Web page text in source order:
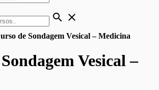
search close
de Sondagem Vesical – Medicina
Vesical –